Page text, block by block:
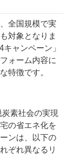
全国規模で実
対象となりま
ャンペーン」
ォーム内容に
特徴です。
素社会の実現
の省エネ化を
ンは、以下の
ぞれ異なるリ